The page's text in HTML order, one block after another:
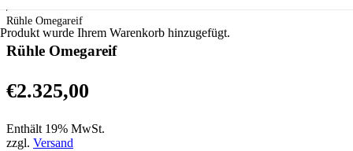
Produkt wurde Ihrem Warenkorb hinzugefügt.
/
Rühle Omegareif
Rühle Omegareif
€2.325,00
Enthält 19% MwSt.
zzgl. Versand